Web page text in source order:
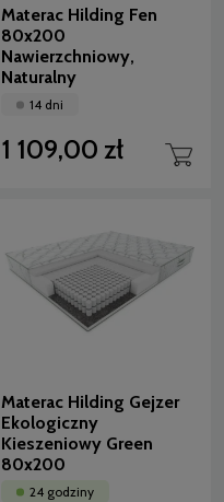
Materac Hilding Fen
80x200
Nawierzchniowy,
Naturalny
14 dni
1 109,00 zł
Materac Hilding Gejzer
Ekologiczny
Kieszeniowy Green
80x200
24 godziny